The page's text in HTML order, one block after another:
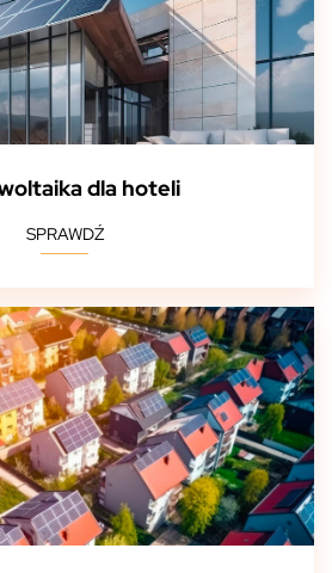
dla hoteli
SPRAWDŹ